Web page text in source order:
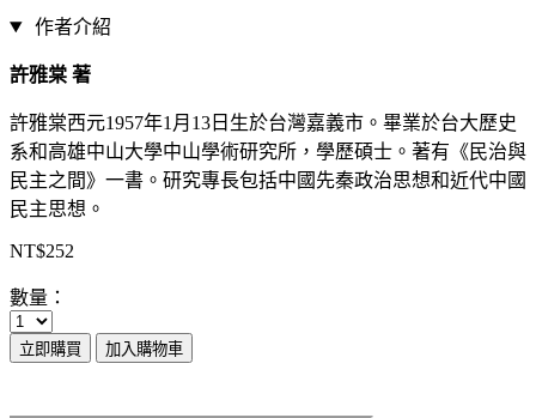
作者介紹
許雅棠 著
許雅棠西元1957年1月13日生於台灣嘉義市。畢業於台大歷史
系和高雄中山大學中山學術研究所，學歷碩士。著有《民治與
民主之間》一書。研究專長包括中國先秦政治思想和近代中國
民主思想。
NT$252
數量：
立即購買 加入購物車